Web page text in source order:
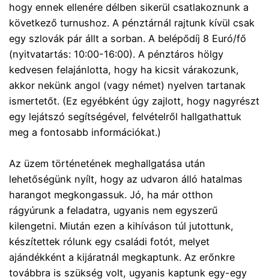
hogy ennek ellenére délben sikerül csatlakoznunk a
következő turnushoz. A pénztárnál rajtunk kívül csak
egy szlovák pár állt a sorban. A belépődíj 8 Euró/fő
(nyitvatartás: 10:00-16:00). A pénztáros hölgy
kedvesen felajánlotta, hogy ha kicsit várakozunk,
akkor nekünk angol (vagy német) nyelven tartanak
ismertetőt. (Ez egyébként úgy zajlott, hogy nagyrészt
egy lejátszó segítségével, felvételről hallgathattuk
meg a fontosabb információkat.)
Az üzem történetének meghallgatása után
lehetőségünk nyílt, hogy az udvaron álló hatalmas
harangot megkongassuk. Jó, ha már otthon
rágyúrunk a feladatra, ugyanis nem egyszerű
kilengetni. Miután ezen a kihíváson túl jutottunk,
készítettek rólunk egy családi fotót, melyet
ajándékként a kijáratnál megkaptunk. Az erőnkre
továbbra is szükség volt, ugyanis kaptunk egy-egy